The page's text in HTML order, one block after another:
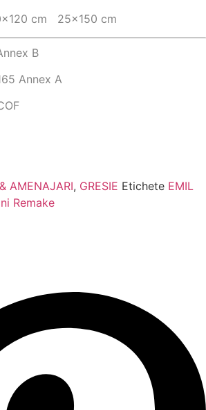
cm 25×150 cm
B
Annex A
AMENAJARI, GRESIE Etichete EMIL
Remake